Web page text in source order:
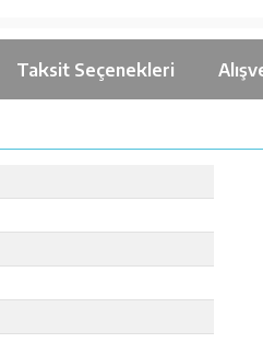
Taksit Seçenekleri